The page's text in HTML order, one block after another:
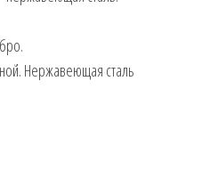
Нержавеющая сталь